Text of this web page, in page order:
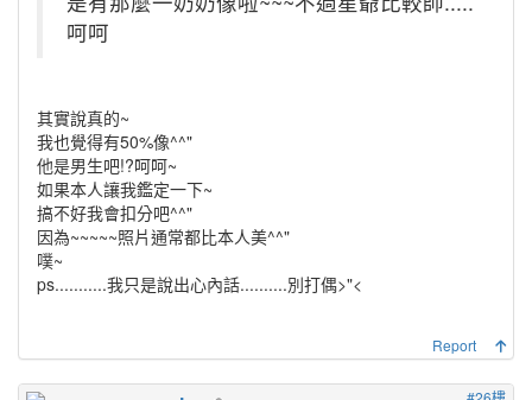
呵呵
其實說真的~
我也覺得有50%像^^"
他是男生吧!?呵呵~
如果本人讓我鑑定一下~
搞不好我會扣分吧^^"
因為~~~~~照片通常都比本人美^^"
噗~
ps...........我只是說出心內話..........別打偶>"<
Report